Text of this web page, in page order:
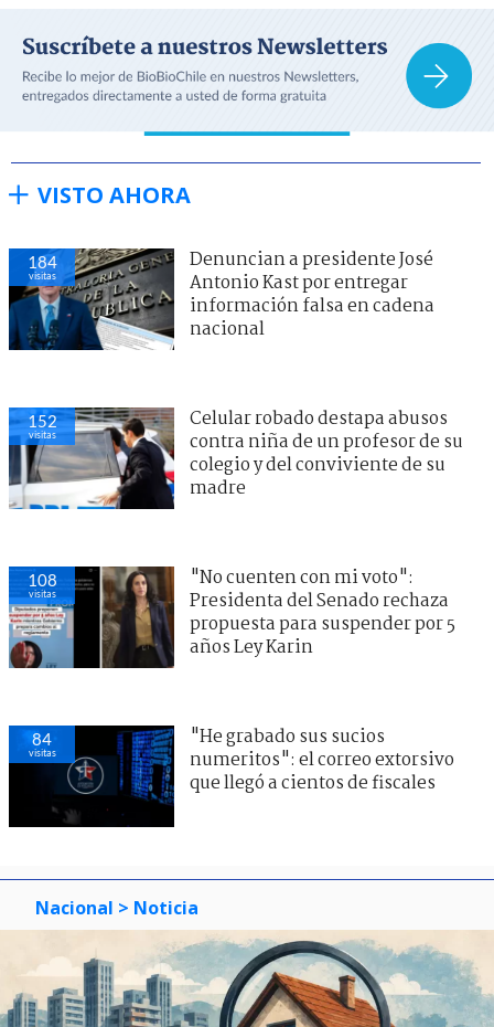
VISTO AHORA
184
visitas
Denuncian a presidente José
Antonio Kast por entregar
información falsa en cadena
nacional
152
visitas
Celular robado destapa abusos
contra niña de un profesor de su
colegio y del conviviente de su
madre
108
visitas
"No cuenten con mi voto":
Presidenta del Senado rechaza
propuesta para suspender por 5
años Ley Karin
84
visitas
"He grabado sus sucios
numeritos": el correo extorsivo
que llegó a cientos de fiscales
Nacional > Noticia